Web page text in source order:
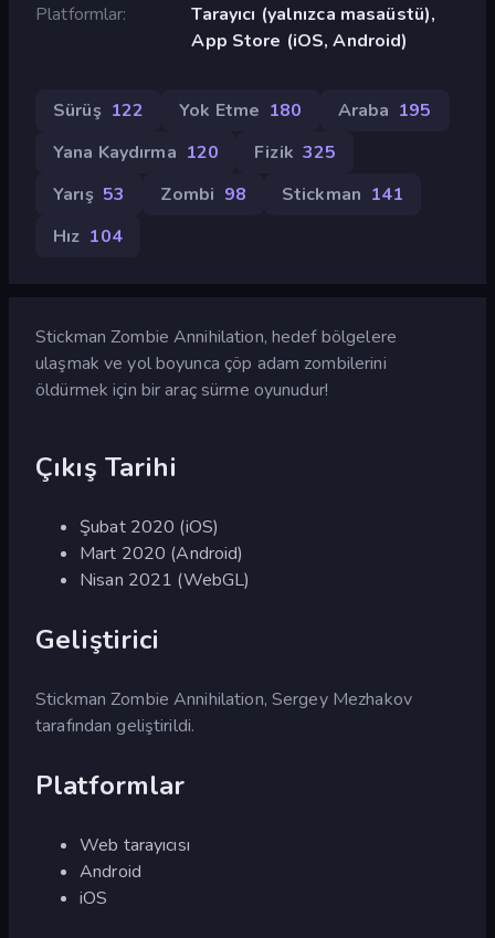
Platformlar
Tarayıcı (yalnızca masaüstü),
App Store (iOS, Android)
Sürüş 122 Yok Etme 180 Araba 195
Yana Kaydırma 120 Fizik 325
Yarış 53 Zombi 98 Stickman 141
Hız 104
Stickman Zombie Annihilation, hedef bölgelere
ulaşmak ve yol boyunca çöp adam zombilerini
öldürmek için bir araç sürme oyunudur!
Çıkış Tarihi
Şubat 2020 (iOS)
Mart 2020 (Android)
Nisan 2021 (WebGL)
Geliştirici
Stickman Zombie Annihilation, Sergey Mezhakov
tarafından geliştirildi.
Platformlar
Web tarayıcısı
Android
iOS